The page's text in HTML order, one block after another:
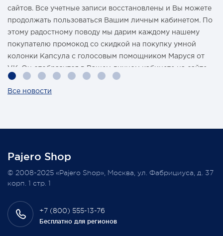
сайтов. Все учетные записи восстановлены и Вы можете
продолжать пользоваться Вашим личным кабинетом. По
этому радостному поводу мы дарим каждому нашему
покупателю промокод со скидкой на покупку умной
колонки Капсула с голосовым помощником Маруся от
VK. Он отобразится в Вашем личном кабинете на сайте
магазина Pajero Shop 14 февраля.
Всегда Ваш, Pajero Shop
3 февраля 2022
Все новости
Pajero Shop
+7 (800) 555-13-76
Бесплатно для регионов
© 2008-2025 «Pajero Shop», Москва, ул. Фабрициуса, д. 37
корп. 1 стр. 1